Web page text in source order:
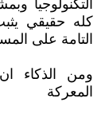
التكنولوجيا
كله حقيقي
التامة على
ومن الذكاء
المعركة